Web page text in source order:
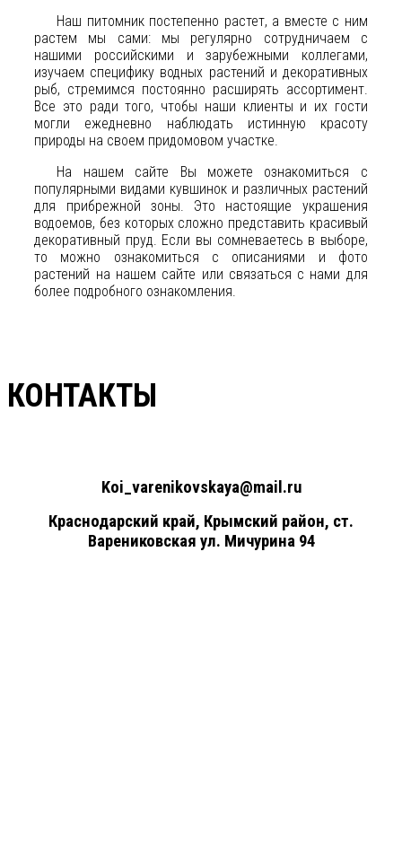
Наш питомник постепенно растет, а вместе с ним
растем мы сами: мы регулярно сотрудничаем с
нашими российскими и зарубежными коллегами,
изучаем специфику водных растений и декоративных
рыб, стремимся постоянно расширять ассортимент.
Все это ради того, чтобы наши клиенты и их гости
могли ежедневно наблюдать истинную красоту
природы на своем придомовом участке.
На нашем сайте Вы можете ознакомиться с
популярными видами кувшинок и различных растений
для прибрежной зоны. Это настоящие украшения
водоемов, без которых сложно представить красивый
декоративный пруд. Если вы сомневаетесь в выборе,
то можно ознакомиться с описаниями и фото
растений на нашем сайте или связаться с нами для
более подробного ознакомления.
КОНТАКТЫ
Koi_varenikovskaya@mail.ru
Краснодарский край, Крымский район, ст.
Варениковская ул. Мичурина 94